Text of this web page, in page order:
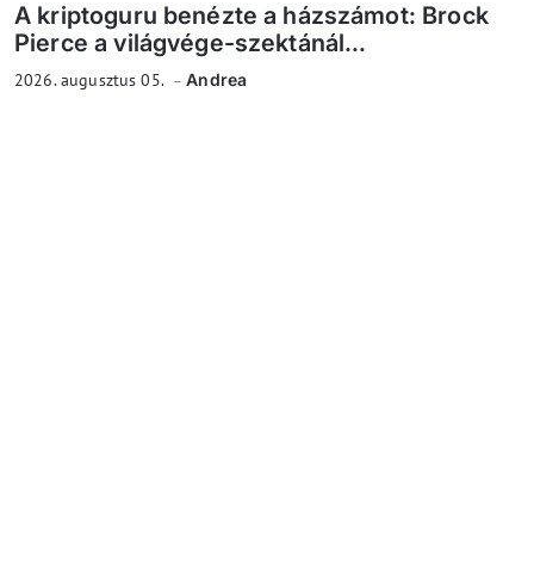
A kriptoguru benézte a házszámot: Brock
Pierce a világvége-szektánál...
2026. augusztus 05. Andrea